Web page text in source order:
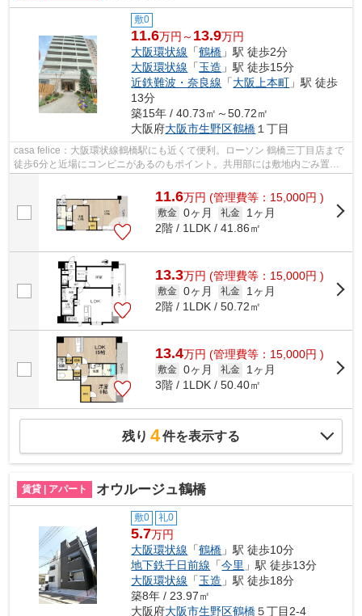
敷0
11.6万円～ 13.9万円
大阪環状線 「鶴橋 」駅 徒歩2分
大阪環状線 「玉造 」駅 徒歩15分
近鉄難波・奈良線 「大阪上本町 」駅 徒歩
13分
築15年 / 40.73㎡～50.72㎡
大阪府大阪市生野区鶴橋 １丁目
casa felice：大阪環状線鶴橋駅にも近くて便利。ローソン 鶴橋三丁目店まで
徒歩6分と近場にコンビニがあるのもポイント。共用部には敷地内ごみ置き
場・エレベータなどが備わっておりと...
11.6万円 (管理費等：15,000円 )
敷金 0ヶ月 礼金
1ヶ月
2階 / 1LDK / 41.86㎡
13.3万円 (管理費等：15,000円 )
敷金 0ヶ月 礼金
1ヶ月
2階 / 1LDK / 50.72㎡
13.4万円 (管理費等：15,000円 )
敷金 0ヶ月 礼金
1ヶ月
3階 / 1LDK / 50.40㎡
残り 4件を表示する
賃貸 | アパート オウルージュ鶴橋
敷0 礼0
5.7万円
大阪環状線 「鶴橋 」駅 徒歩10分
地下鉄千日前線 「今里 」駅 徒歩13分
大阪環状線 「玉造 」駅 徒歩18分
築8年 / 23.97㎡
大阪府大阪市生野区鶴橋５丁目2-4